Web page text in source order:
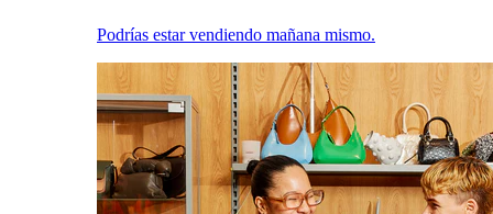
Podrías estar vendiendo mañana mismo.